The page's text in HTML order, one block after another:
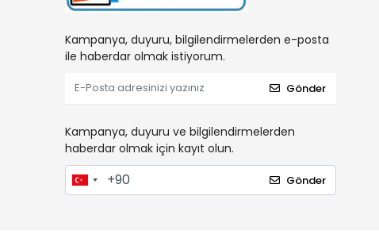
Kampanya, duyuru, bilgilendirmelerden e-posta
ile haberdar olmak istiyorum.
Gönder
Kampanya, duyuru ve bilgilendirmelerden
haberdar olmak için kayıt olun.
Gönder